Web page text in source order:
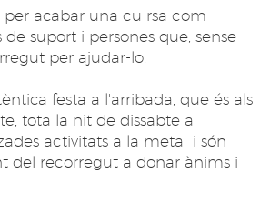
acabar una cu rsa com
suport i persones que, sense
per ajudar-lo.
festa a l'arribada, que és als
tota la nit de dissabte a
activitats a la meta i són
del recorregut a donar ànims i